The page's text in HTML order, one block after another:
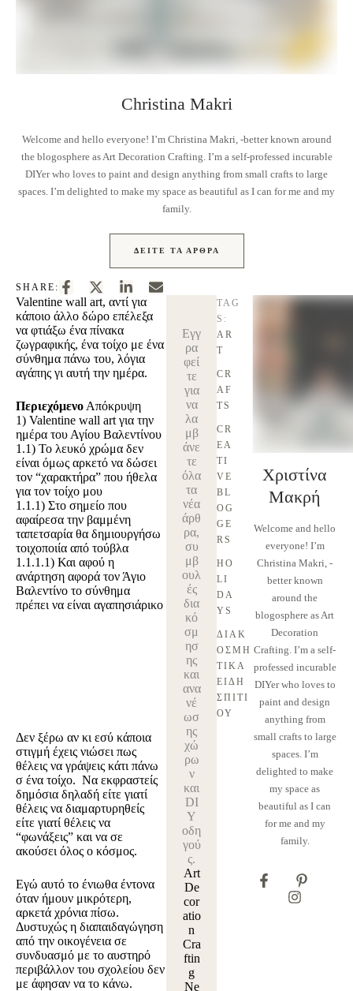
Christina Makri
Welcome and hello everyone! I’m Christina Makri, -better known around
the blogosphere as Art Decoration Crafting. I’m a self-professed incurable
DIYer who loves to paint and design anything from small crafts to large
spaces. I’m delighted to make my space as beautiful as I can for me and my
family.
ΔΕΊΤΕ ΤΑ ΆΡΘΡΑ
SHARE:
Valentine wall art, αντί για
κάποιο άλλο δώρο επέλεξα
να φτιάξω ένα πίνακα
ζωγραφικής, ένα τοίχο με ένα
σύνθημα πάνω του, λόγια
αγάπης γι αυτή την ημέρα.
Περιεχόμενο Απόκρυψη
1) Valentine wall art για την
ημέρα του Αγίου Βαλεντίνου
1.1) Το λευκό χρώμα δεν
είναι όμως αρκετό να δώσει
τον “χαρακτήρα” που ήθελα
για τον τοίχο μου
1.1.1) Στο σημείο που
αφαίρεσα την βαμμένη
ταπετσαρία θα δημιουργήσω
τοιχοποιία από τούβλα
1.1.1.1) Και αφού η
ανάρτηση αφορά τον Άγιο
Βαλεντίνο το σύνθημα
πρέπει να είναι αγαπησιάρικο
Δεν ξέρω αν κι εσύ κάποια
στιγμή έχεις νιώσει πως
θέλεις να γράψεις κάτι πάνω
σ ένα τοίχο. Να εκφραστείς
δημόσια δηλαδή είτε γιατί
θέλεις να διαμαρτυρηθείς
είτε γιατί θέλεις να
“φωνάξεις” και να σε
ακούσει όλος ο κόσμος.
Εγώ αυτό το ένιωθα έντονα
όταν ήμουν μικρότερη,
αρκετά χρόνια πίσω.
Δυστυχώς η διαπαιδαγώγηση
από την οικογένεια σε
συνδυασμό με το αυστηρό
περιβάλλον του σχολείου δεν
με άφησαν να το κάνω.
Εγγ
ρα
φεί
τε
για
να
λα
μβ
άνε
τε
όλα
τα
νέα
άρθ
ρα,
συ
μβ
ουλ
ές
δια
κό
σμ
ησ
ης
και
ανα
νέ
ωσ
ης
χώ
ρω
ν
και
DI
Y
οδη
γού
ς.
Art
De
cor
atio
n
Cra
ftin
g
Ne
TAG
S:
AR
T
CR
AF
TS
CR
EA
TI
VE
BL
OG
GE
RS
HO
LI
DA
YS
ΔΙΑΚ
ΟΣΜΗ
ΤΙΚΆ
ΕΊΔΗ
ΣΠΙΤΙ
ΟΎ
Χριστίνα
Μακρή
Welcome and hello
everyone! I’m
Christina Makri, -
better known
around the
blogosphere as Art
Decoration
Crafting. I’m a self-
professed incurable
DIYer who loves to
paint and design
anything from
small crafts to large
spaces. I’m
delighted to make
my space as
beautiful as I can
for me and my
family.